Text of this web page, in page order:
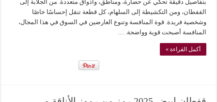
بتفاصيل دقيقة تحكي عن حضارة، ومناطق، وأذواق متعددة. من الجلابة إلى
القفطان، ومن التكشيطة إلى السلهام، كل قطعة تنقل إحساسًا خاصًا
وشخصية فريدة. قوة المنافسة وتنوع العارضين في السوق في هذا المجال،
المنافسة أصبحت قوية وواضحة. …
أكمل القراءة »